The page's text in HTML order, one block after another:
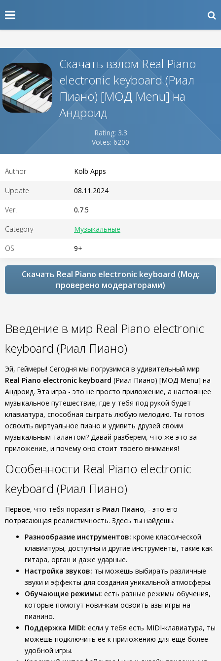
Скачать взлом Real Piano
electronic keyboard (Риал
Пиано) [МОД Menu] на
Андроид
Rating: 3.3
Votes: 6200
Author Kolb Apps
Update 08.11.2024
Ver. 0.7.5
Category Музыкальные
OS 9+
Скачать Real Piano electronic keyboard (Мод:
проверено модераторами)
Введение в мир Real Piano electronic
keyboard (Риал Пиано)
Эй, геймеры! Сегодня мы погрузимся в удивительный мир
Real Piano electronic keyboard (Риал Пиано) [МОД Menu] на
Андроид. Эта игра - это не просто приложение, а настоящее
музыкальное путешествие, где у тебя под рукой будет
клавиатура, способная сыграть любую мелодию. Ты готов
освоить виртуальное пиано и удивить друзей своим
музыкальным талантом? Давай разберем, что же это за
приложение, и почему оно стоит твоего внимания!
Особенности Real Piano electronic
keyboard (Риал Пиано)
Первое, что тебя поразит в Риал Пиано, - это его
потрясающая реалистичность. Здесь ты найдешь:
Разнообразие инструментов: кроме классической
клавиатуры, доступны и другие инструменты, такие как
гитара, орган и даже ударные.
Настройка звуков: ты можешь выбирать различные
звуки и эффекты для создания уникальной атмосферы.
Обучающие режимы: есть разные режимы обучения,
которые помогут новичкам освоить азы игры на
пианино.
Поддержка MIDI: если у тебя есть MIDI-клавиатура, ты
можешь подключить ее к приложению для еще более
удобной игры.